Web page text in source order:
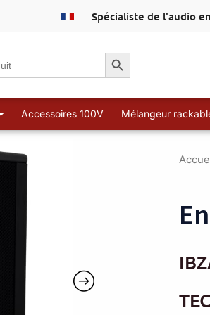
Spécialiste de l'audio
Search Button
Accessoires 100V Mélangeur